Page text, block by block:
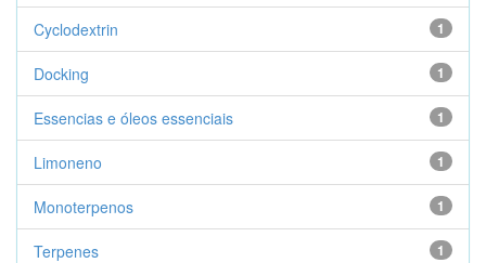
1
Cyclodextrin
1
Docking
1
Essencias e óleos essenciais
1
Limoneno
1
Monoterpenos
1
Terpenes